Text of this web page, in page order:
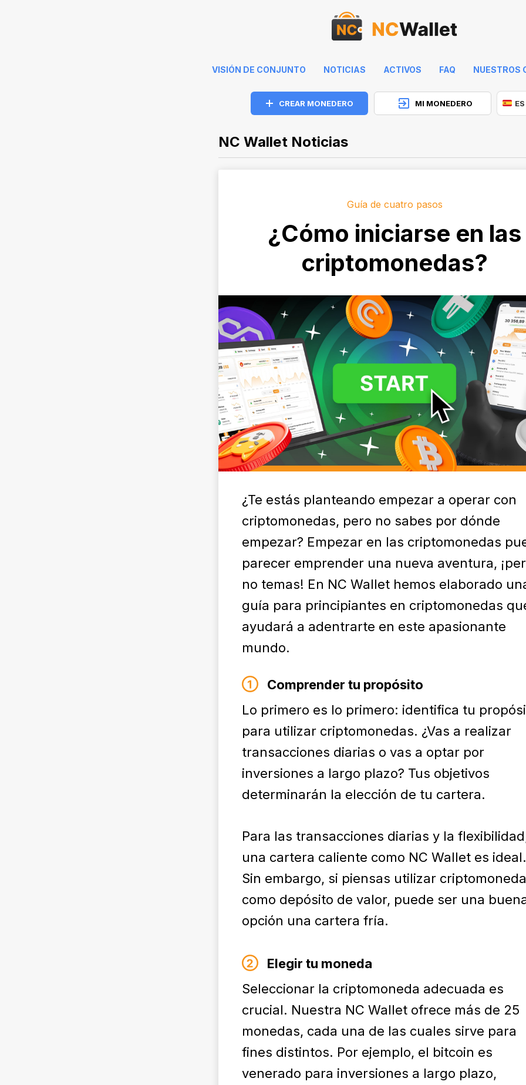
VISIÓN DE CONJUNTO NOTICIAS ACTIVOS FAQ NUESTROS
CREAR MONEDERO MI MONEDERO ES
NC Wallet Noticias
Guía de cuatro pasos
¿Cómo iniciarse en las
criptomonedas?
¿Te estás planteando empezar a operar con
criptomonedas, pero no sabes por dónde
empezar? Empezar en las criptomonedas
parecer emprender una nueva aventura,
no temas! En NC Wallet hemos elaborado
guía para principiantes en criptomonedas
ayudará a adentrarte en este apasionante
mundo.
Comprender tu propósito
Lo primero es lo primero: identifica tu
para utilizar criptomonedas. ¿Vas a realizar
transacciones diarias o vas a optar por
inversiones a largo plazo? Tus objetivos
determinarán la elección de tu cartera.
Para las transacciones diarias y la
una cartera caliente como NC Wallet es ideal.
Sin embargo, si piensas utilizar
como depósito de valor, puede ser una
opción una cartera fría.
Elegir tu moneda
Seleccionar la criptomoneda adecuada es
crucial. Nuestra NC Wallet ofrece más de 25
monedas, cada una de las cuales sirve para
fines distintos. Por ejemplo, el bitcoin es
venerado para inversiones a largo plazo,